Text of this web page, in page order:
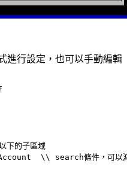
進行設定，也可以手動編輯
的子區域